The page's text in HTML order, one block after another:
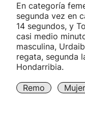
Más deportes
"Helmuga"
En categoría
segunda vez en
14 segundos, y
casi medio
masculina,
regata, segunda
Hondarribia.
Remo